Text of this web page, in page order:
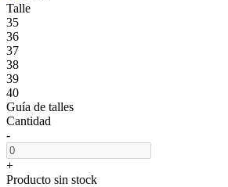
Talle
35
36
37
38
39
40
Guía de talles
Cantidad
-
+
Producto sin stock